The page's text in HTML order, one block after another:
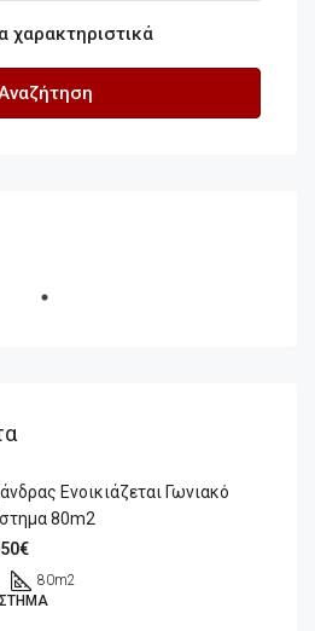
χαρακτηριστικά
Ενοικιάζεται Γωνιακό
80m2
80m2